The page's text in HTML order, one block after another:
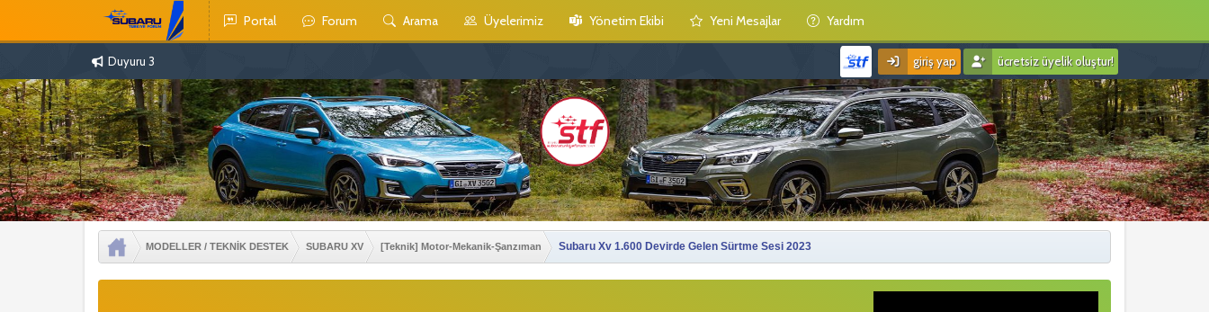
Portal Forum Arama Üyelerimiz Yönetim Ekibi Yeni Mesajlar Yardım
Duyuru 3 giriş yap ücretsiz üyelik oluştur!
MODELLER / TEKNİK DESTEK SUBARU XV [Teknik] Motor-Mekanik-Şanzıman Subaru Xv 1.600 Devirde Gelen Sürtme Sesi 2023